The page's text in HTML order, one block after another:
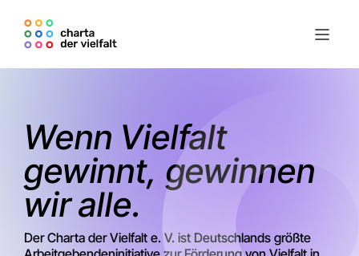
Wenn Vielfalt
gewinnt, gewinnen
wir alle.
Der Charta der Vielfalt e. V. ist Deutschlands größte